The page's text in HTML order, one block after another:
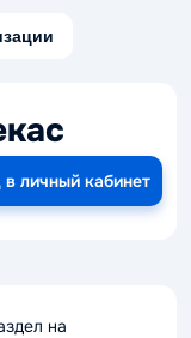
в личный кабинет
на